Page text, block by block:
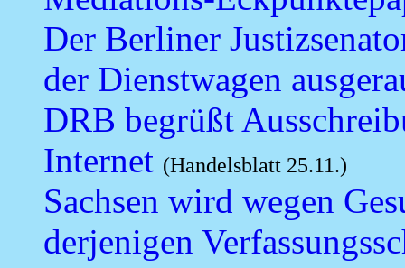
Der Berliner
der Dienstwagen
DRB begrüßt
Internet (Handelsblatt 25.11.)
Sachsen wird wegen
derjenigen